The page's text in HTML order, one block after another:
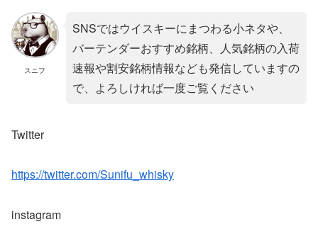
スニフ
SNSではウイスキーにまつわる小ネタや、
バーテンダーおすすめ銘柄、人気銘柄の入荷
速報や割安銘柄情報なども発信していますの
で、よろしければ一度ご覧ください
Twitter
https://twitter.com/Sunifu_whisky
instagram